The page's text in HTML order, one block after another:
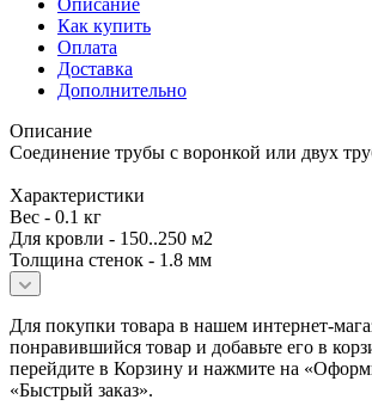
Как купить
Оплата
Доставка
Дополнительно
Описание
Соединение трубы с воронкой или двух
Характеристики
Вес - 0.1 кг
Для кровли - 150..250 м2
Толщина стенок - 1.8 мм
Для покупки товара в нашем интернет-
понравившийся товар и добавьте его в
перейдите в Корзину и нажмите на
«Быстрый заказ».